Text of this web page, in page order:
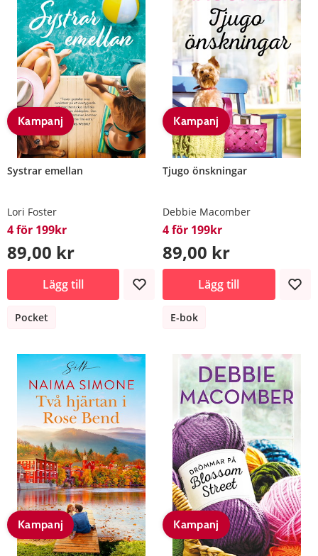
Kampanj
Systrar emellan
Lori Foster
4 för 199kr
89,00 kr
Lägg till
Pocket
Kampanj
Tjugo önskningar
Debbie Macomber
4 för 199kr
89,00 kr
Lägg till
E-bok
Kampanj Kampanj